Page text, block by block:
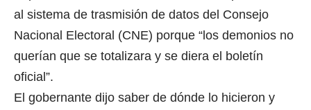
al sistema de trasmisión de datos del Consejo
Nacional Electoral (CNE) porque “los demonios no
querían que se totalizara y se diera el boletín
oficial”.
El gobernante dijo saber de dónde lo hicieron y